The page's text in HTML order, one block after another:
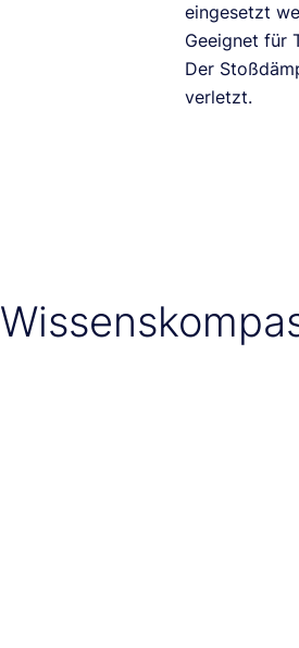
eingesetzt
Geeignet für
Der
verletzt.